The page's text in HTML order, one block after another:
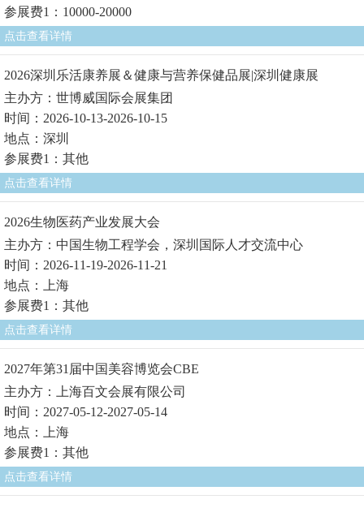
参展费1：10000-20000
点击查看详情
2026深圳乐活康养展＆健康与营养保健品展|深圳健康展
主办方：世博威国际会展集团
时间：2026-10-13-2026-10-15
地点：深圳
参展费1：其他
点击查看详情
2026生物医药产业发展大会
主办方：中国生物工程学会，深圳国际人才交流中心
时间：2026-11-19-2026-11-21
地点：上海
参展费1：其他
点击查看详情
2027年第31届中国美容博览会CBE
主办方：上海百文会展有限公司
时间：2027-05-12-2027-05-14
地点：上海
参展费1：其他
点击查看详情